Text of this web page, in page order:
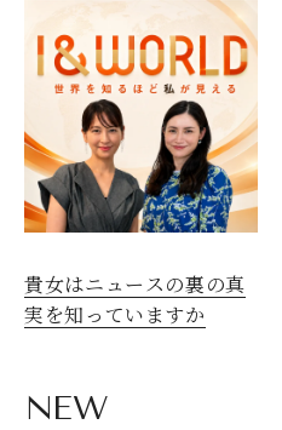
貴女はニュースの裏の真
実を知っていますか
NEW